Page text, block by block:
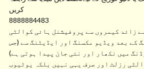
کریں
8888884483
زائد کیمروں سے پروفیشنل ہائی کوالٹی
کے بعد ویڈیو مکسنگ اور ایڈیٹنگ سے (جس
میں نکھار اور نئی جان پیدا ہوتی ہے)
رزلٹ اور صرف یہی نہیں بلکہ یوٹیوب